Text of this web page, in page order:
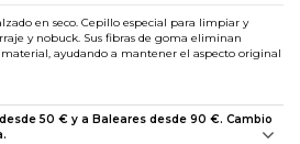
en seco. Cepillo especial para limpiar y
y nobuck. Sus fibras de goma eliminan
ayudando a mantener el aspecto original
50 € y a Baleares desde 90 €. Cambio